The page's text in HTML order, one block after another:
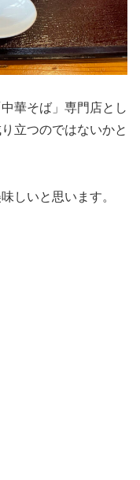
華そば」専門店とし
立つのではないかと
しいと思います。